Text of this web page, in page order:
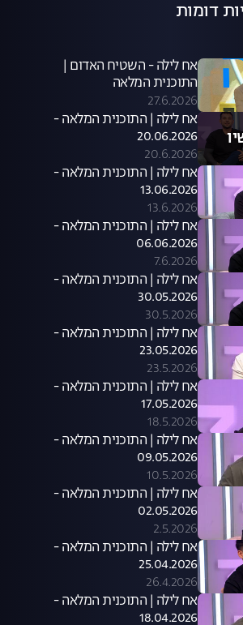
דומות
אח לילה - השטיח האדום |
התוכנית המלאה
27.6.2026
אח לילה | התוכנית המלאה -
20.06.2026
20.6.2026
אח לילה | התוכנית המלאה -
13.06.2026
13.6.2026
אח לילה | התוכנית המלאה -
06.06.2026
7.6.2026
אח לילה | התוכנית המלאה -
30.05.2026
30.5.2026
אח לילה | התוכנית המלאה -
23.05.2026
23.5.2026
אח לילה | התוכנית המלאה -
17.05.2026
18.5.2026
אח לילה | התוכנית המלאה -
09.05.2026
10.5.2026
אח לילה | התוכנית המלאה -
02.05.2026
2.5.2026
אח לילה | התוכנית המלאה -
25.04.2026
26.4.2026
אח לילה | התוכנית המלאה -
18.04.2026